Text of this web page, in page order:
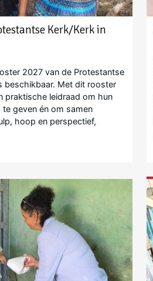
Kerk/Kerk in
2027 van de Protestantse
beschikbaar. Met dit rooster
praktische leidraad om hun
geven én om samen
hoop en perspectief,